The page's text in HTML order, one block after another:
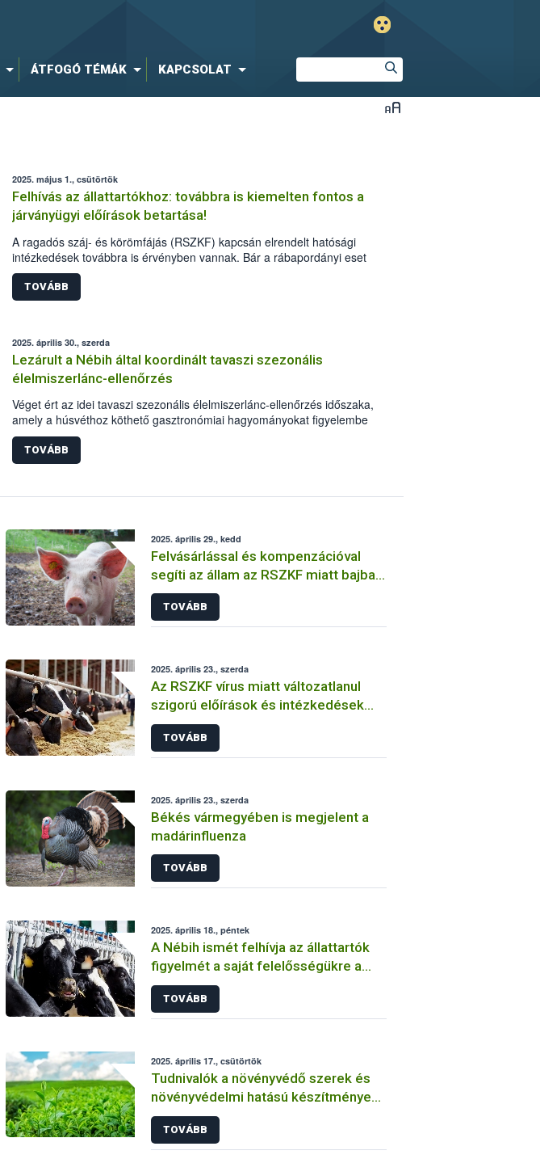
ÁTFOGÓ TÉMÁK KAPCSOLAT
2025. május 1., csütörtök
Felhívás az állattartókhoz: továbbra is kiemelten fontos a
járványügyi előírások betartása!
A ragadós száj- és körömfájás (RSZKF) kapcsán elrendelt hatósági
intézkedések továbbra is érvényben vannak. Bár a rábapordányi eset
óta nem igazoltunk új fertőzést, a vírus rendkívüli ragályossága és
hosszú lappangási ideje miatt továbbra is elengedhetetlen, hogy minden
állattartó maradéktalanul betartsa az érvényes járványvédelmi
TOVÁBB
2025. április 30., szerda
Lezárult a Nébih által koordinált tavaszi szezonális
élelmiszerlánc-ellenőrzés
Véget ért az idei tavaszi szezonális élelmiszerlánc-ellenőrzés időszaka,
amely a húsvéthoz köthető gasztronómiai hagyományokat figyelembe
véve, az ünnepi időszakban leginkább keresett élelmiszerek előállítására
fókuszálva – március 24. és április 18. között zajlott. A vizsgálatokat a
területi élelmiszerlánc-felügyeleti szervek hatósági ellenőrei végezték a
tavaszi akció során közel 2 tonnányi élelmiszertételt vont ki a hatóság a
TOVÁBB
2025. április 29., kedd
Felvásárlással és kompenzációval
segíti az állam az RSZKF miatt bajba
jutott sertéstartókat
TOVÁBB
2025. április 23., szerda
Az RSZKF vírus miatt változatlanul
szigorú előírások és intézkedések
vannak érvényben
TOVÁBB
2025. április 23., szerda
Békés vármegyében is megjelent a
madárinfluenza
TOVÁBB
2025. április 18., péntek
A Nébih ismét felhívja az állattartók
figyelmét a saját felelősségükre a
ragadós száj- és körömfájás elleni
védekezésben
TOVÁBB
2025. április 17., csütörtök
Tudnivalók a növényvédő szerek és
növényvédelmi hatású készítmények
drónos kijuttatásának kérelmezéséről
TOVÁBB